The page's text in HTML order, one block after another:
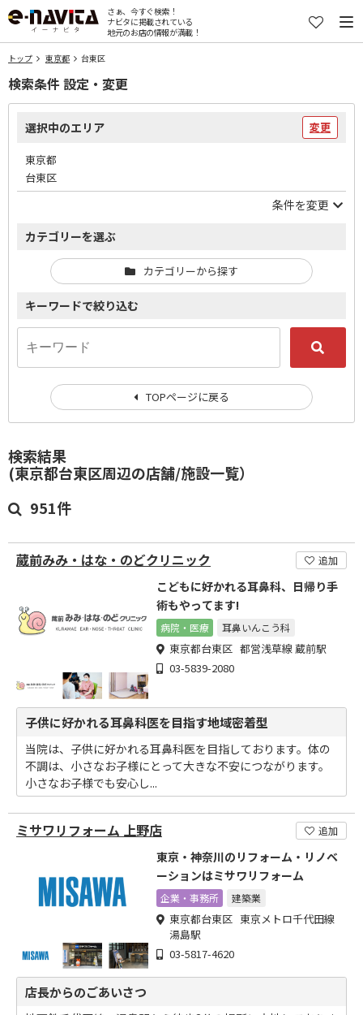
さぁ、今すぐ検索！
ナビタに掲載されている
地元のお店の情報が満載！
トップ 東京都 台東区
検索結果
(東京都台東区周辺の店舗/施設一覧）
951件
蔵前みみ・はな・のどクリニック 追加
こどもに好かれる耳鼻科、日帰り手
術もやってます!
病院・医療 耳鼻いんこう科
東京都台東区 都営浅草線 蔵前駅
03-5839-2080
子供に好かれる耳鼻科医を目指す地域密着型
当院は、子供に好かれる耳鼻科医を目指しております。体の
不調は、小さなお子様にとって大きな不安につながります。
小さなお子様でも安心し...
ミサワリフォーム 上野店 追加
東京・神奈川のリフォーム・リノベ
ーションはミサワリフォーム
企業・事務所 建築業
東京都台東区 東京メトロ千代田線
湯島駅
03-5817-4620
店長からのごあいさつ
検索条件 設定・変更
選択中のエリア 変更
東京都
台東区
条件を変更
カテゴリーを選ぶ
カテゴリーから探す
キーワードで絞り込む
TOPページに戻る